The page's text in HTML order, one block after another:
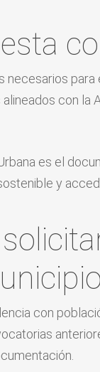
necesarios
con la
es el
y
con